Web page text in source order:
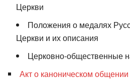
Церкви
Положения о медалях
Церкви и их описания
Церковно-общественные
Акт о каноническом общении